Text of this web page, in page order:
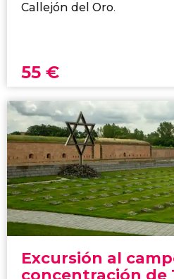
Callejón del Oro.
55 €
Excursión al
concentración de